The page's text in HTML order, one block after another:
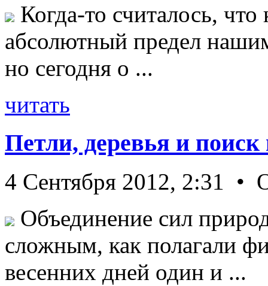
Когда-то считалось, что
абсолютный предел
но сегодня о ...
читать
Петли, деревья и
4 Сентября 2012, 2:31 •
Объединение сил
сложным, как полагали
весенних дней один и ...